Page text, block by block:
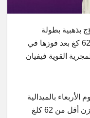
بذهبية بطولة
العالم للتايكواندو بالصين في وزن 62 كغ بعد فوزها في
القوية فيفيان
بالميدالية
الذهبية لبطولة العالم للتايكوندو لوزن أقل من 62 كلغ